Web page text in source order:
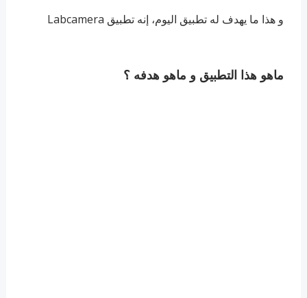
و هذا ما يهدف له تطبيق اليوم، إنه تطبيق Labcamera
ماهو هذا التطبيق و ماهو هدفه ؟